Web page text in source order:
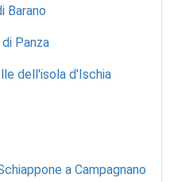
Barano
Panza
dell'isola d'Ischia
a Campagnano